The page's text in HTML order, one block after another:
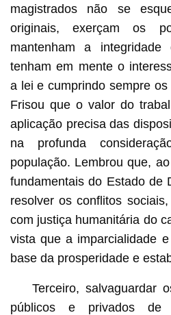
magistrados não se
originais, exerçam os
mantenham a
tenham em mente o
a lei e cumprindo sempre
Frisou que o valor do
aplicação precisa das
na profunda
população. Lembrou que,
fundamentais do Estado de
resolver os conflitos
com justiça humanitária do
vista que a imparcialidade
base da prosperidade e
Terceiro, salvaguardar
públicos e privados